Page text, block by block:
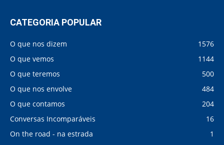
CATEGORIA POPULAR
O que nos dizem
1576
O que vemos
1144
O que teremos
500
O que nos envolve
484
O que contamos
204
Conversas Incomparáveis
16
On the road - na estrada
1